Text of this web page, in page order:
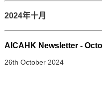
2024年十月
AICAHK Newsletter -
26th October 2024